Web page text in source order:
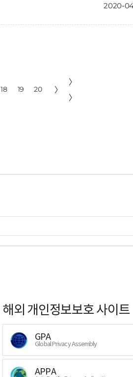
2020-
18 19 20 〉
〉
〉
해외 개인정보보호 사이트
GPA
Global Privacy Assembly
APPA